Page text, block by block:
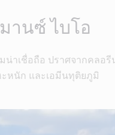
านซ์ ไบโอ
าเชื่อถือ ปราศจากคลอรี
หนัก และเอมีนทุติยภูมิ